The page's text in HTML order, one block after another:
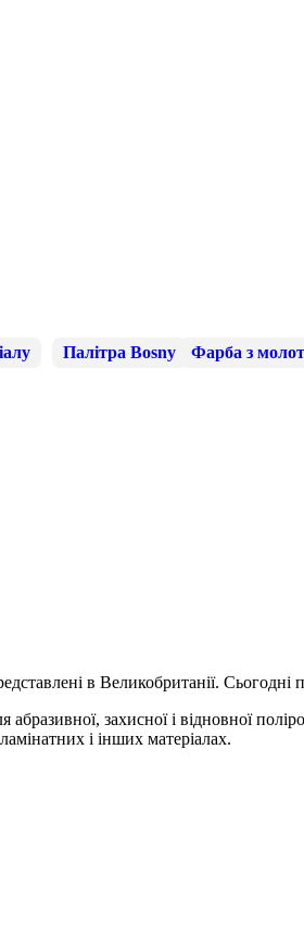
Палітра Bosny Фарба з
в Великобританії.
захисної і відновної
і інших матеріалах.